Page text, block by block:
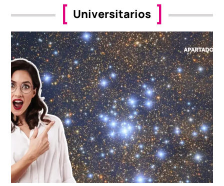
Universitarios